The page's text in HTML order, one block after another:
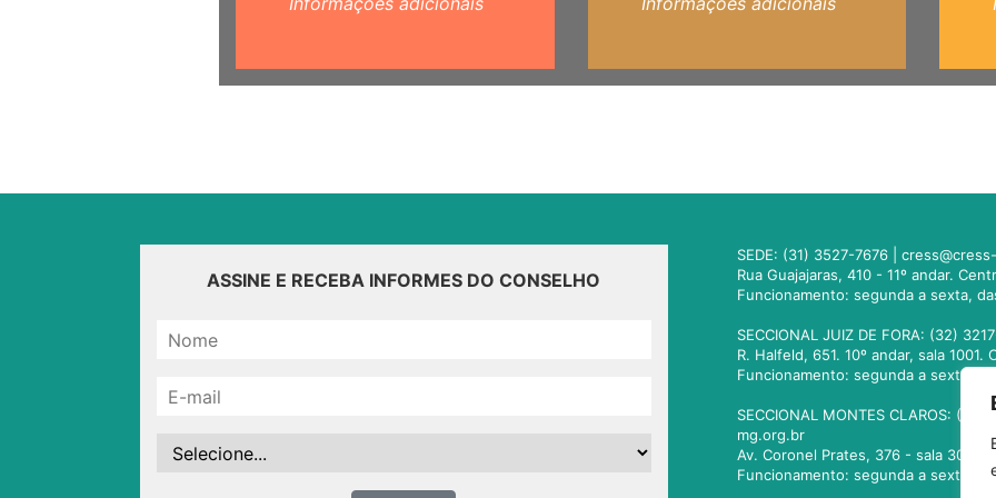
ASSINE E RECEBA INFORMES DO CONSELHO
SEDE: (31) 3527-7676 |
Rua Guajajaras, 410 - 11º andar.
Funcionamento: segunda a sexta,
SECCIONAL JUIZ DE FORA: (32)
R. Halfeld, 651. 10º andar, sala
Funcionamento: segunda a sexta,
SECCIONAL MONTES CLAROS:
mg.org.br
Av. Coronel Prates, 376 - sala 301.
Funcionamento: segunda a sexta,